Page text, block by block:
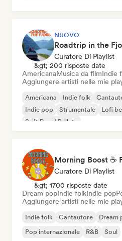
NUOVO
Curatore Di Playlist
&gt; 200 risposte date
AmericanaMusica da filmIndie
Aggiungere artisti nelle mie
Americana Indie folk
Indie pop
Strumentale
Lofi
Soft Pop / Ballata
Curatore Di Playlist
&gt; 1700 risposte date
Dream popIndie folkIndie pop
Aggiungere artisti nelle mie
Indie folk Cantautore Dream
Pop internazionale
R&B Soul